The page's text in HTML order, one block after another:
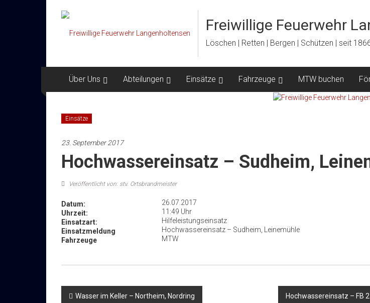
Inhalt
Freiwillige Feuerwehr
Löschen | Retten | Bergen | Schützen | seit
Über Uns Abteilungen Einsätze Fahrzeuge MTW buchen
Einsätze
23. September 2017
Hochwassereinsatz – Sudheim,
Veröffentlicht von: stv. Ortsbrandmeister
Datum:
26.07.2017
Uhrzeit:
11:49 Uhr
Einsatzart:
Hilfeleistungseinsatz
Einsatzmeldung
Hochwassereinsatz – Sudheim, Leinemühle
Fahrzeuge
MTW
Beitragsnavigation
Wasser im Keller – Northeim, Nordring Hochwassereinsatz – FB